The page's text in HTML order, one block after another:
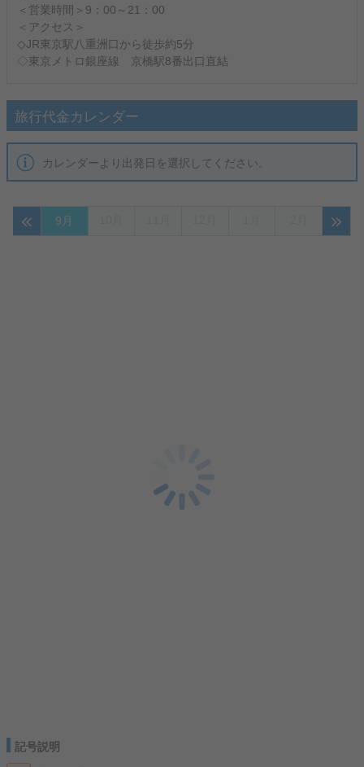
＜営業時間＞9：00～21：00
＜アクセス＞
◇JR東京駅八重洲口から徒歩約5分
◇東京メトロ銀座線 京橋駅8番出口直結
旅行代金カレンダー
カレンダーより出発日を選択してください。
9月
記号説明